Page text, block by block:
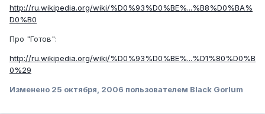
http://ru.wikipedia.org/wiki/%D0%93%D0%BE%...%B8%D0%BA%
D0%B0
Про "Готов":
http://ru.wikipedia.org/wiki/%D0%93%D0%BE%...%D1%80%D0%B
0%29
Изменено 25 октября, 2006 пользователем Black Gorlum